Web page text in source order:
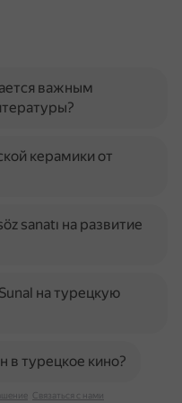
важным
керамики от
sanatı на развитие
на турецкую
в турецкое кино?
Связаться с нами